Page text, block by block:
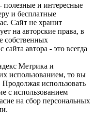
- полезные и интересные
и бесплатные
Сайт не хранит
на авторские права, в
собственных
автора - это всегда
Метрика и
использованием, то вы
использовать
с использованием
на сбор персональных